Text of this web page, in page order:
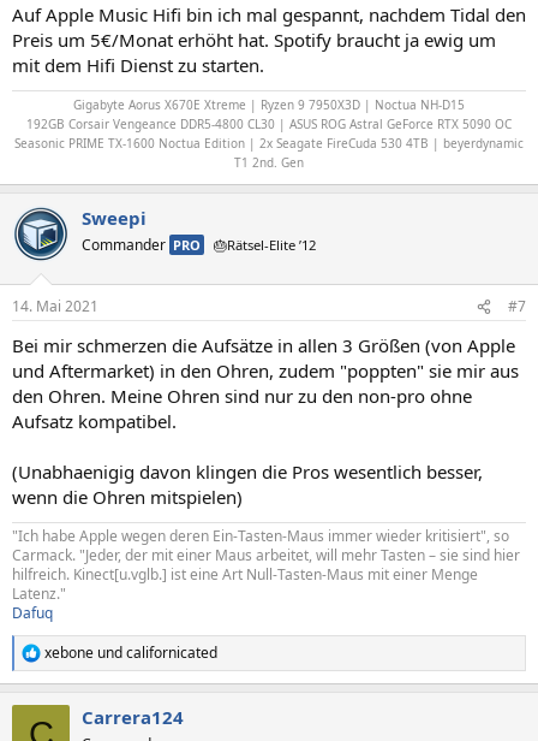
:
Auf Apple Music Hifi bin ich mal gespannt, nachdem Tidal den
Preis um 5€/Monat erhöht hat. Spotify braucht ja ewig um
mit dem Hifi Dienst zu starten.
Gigabyte Aorus X670E Xtreme | Ryzen 9 7950X3D | Noctua NH-D15
192GB Corsair Vengeance DDR5-4800 CL30 | ASUS ROG Astral GeForce RTX 5090 OC
Seasonic PRIME TX-1600 Noctua Edition | 2x Seagate FireCuda 530 4TB | beyerdynamic
T1 2nd. Gen
Sweepi
Commander PRO 🎂Rätsel-Elite ’12
14. Mai 2021 #7
Bei mir schmerzen die Aufsätze in allen 3 Größen (von Apple
und Aftermarket) in den Ohren, zudem "poppten" sie mir aus
den Ohren. Meine Ohren sind nur zu den non-pro ohne
Aufsatz kompatibel.
(Unabhaenigig davon klingen die Pros wesentlich besser,
wenn die Ohren mitspielen)
"Ich habe Apple wegen deren Ein-Tasten-Maus immer wieder kritisiert", so
Carmack. "Jeder, der mit einer Maus arbeitet, will mehr Tasten – sie sind hier
hilfreich. Kinect[u.vglb.] ist eine Art Null-Tasten-Maus mit einer Menge
Latenz."
Dafuq
R
e
xebone undcalifornicated
C Carrera124